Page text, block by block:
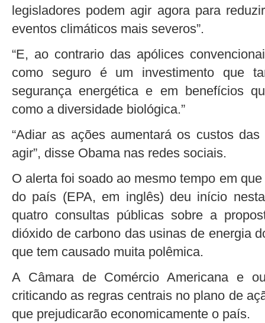
legisladores podem agir agora para
eventos climáticos mais severos”.
“E, ao contrario das apólices
como seguro é um investimento que
segurança energética e em benefícios
como a diversidade biológica.”
“Adiar as ações aumentará os custos
agir”, disse Obama nas redes sociais.
O alerta foi soado ao mesmo tempo em
do país (EPA, em inglês) deu início
quatro consultas públicas sobre a
dióxido de carbono das usinas de energia
que tem causado muita polêmica.
A Câmara de Comércio Americana e
criticando as regras centrais no plano de
que prejudicarão economicamente o país.